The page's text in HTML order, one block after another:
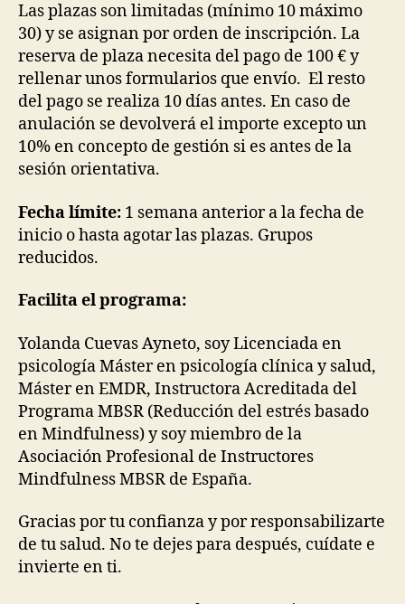
Las plazas son limitadas (mínimo 10 máximo
30) y se asignan por orden de inscripción. La
reserva de plaza necesita del pago de 100 € y
rellenar unos formularios que envío. El resto
del pago se realiza 10 días antes. En caso de
anulación se devolverá el importe excepto un
10% en concepto de gestión si es antes de la
sesión orientativa.
Fecha límite: 1 semana anterior a la fecha de
inicio o hasta agotar las plazas. Grupos
reducidos.
Facilita el programa:
Yolanda Cuevas Ayneto, soy Licenciada en
psicología Máster en psicología clínica y salud,
Máster en EMDR, Instructora Acreditada del
Programa MBSR (Reducción del estrés basado
en Mindfulness) y soy miembro de la
Asociación Profesional de Instructores
Mindfulness MBSR de España.
Gracias por tu confianza y por responsabilizarte
de tu salud. No te dejes para después, cuídate e
invierte en ti.